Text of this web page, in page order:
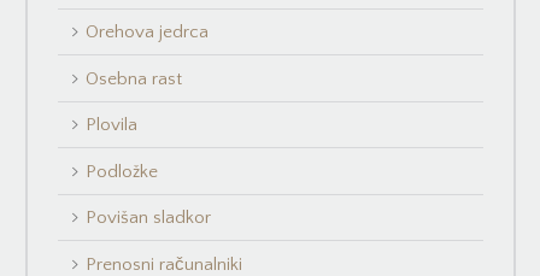
Orehova jedrca
Osebna rast
Plovila
Podložke
Povišan sladkor
Prenosni računalniki